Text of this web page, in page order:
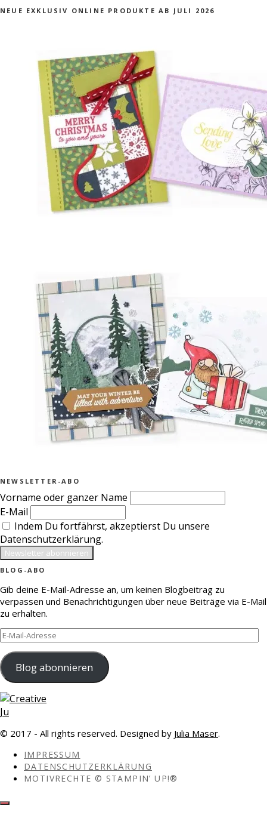
NEUE EXKLUSIV ONLINE PRODUKTE AB JULI 2026
NEWSLETTER-ABO
Vorname oder ganzer Name
E-Mail
Indem Du fortfährst, akzeptierst Du unsere
Datenschutzerklärung.
BLOG-ABO
Gib deine E-Mail-Adresse an, um keinen Blogbeitrag zu
verpassen und Benachrichtigungen über neue Beiträge via E-Mail
zu erhalten.
E-
Mail-
Adresse
Blog abonnieren
© 2017 - All rights reserved. Designed by Julia Maser.
IMPRESSUM
DATENSCHUTZERKLÄRUNG
MOTIVRECHTE © STAMPIN’ UP!®